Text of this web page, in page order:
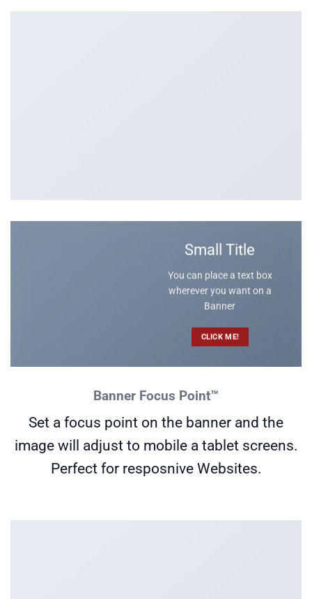
Small Title
You can place a text box
wherever you want on a
Banner
CLICK ME!
Banner Focus Point™
Set a focus point on the banner and the
image will adjust to mobile a tablet screens.
Perfect for resposnive Websites.